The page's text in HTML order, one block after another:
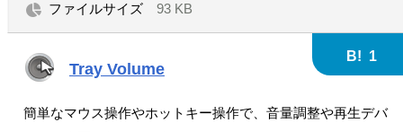
ファイルサイズ 93 KB
Tray Volume
B! 1
簡単なマウス操作やホットキー操作で、音量調整や再生デバ